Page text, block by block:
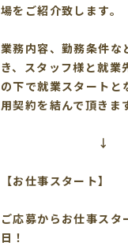
場をご紹介致します。
業務内容、勤務条件な
き、スタッフ様と就業
の下で就業スタートと
用契約を結んで頂きま
↓
【お仕事スタート】
ご応募からお仕事スタ
日！